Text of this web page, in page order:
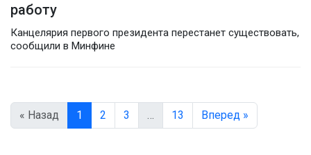
работу
Канцелярия первого президента перестанет существовать,
сообщили в Минфине
« Назад 1 2 3 13 Вперед »